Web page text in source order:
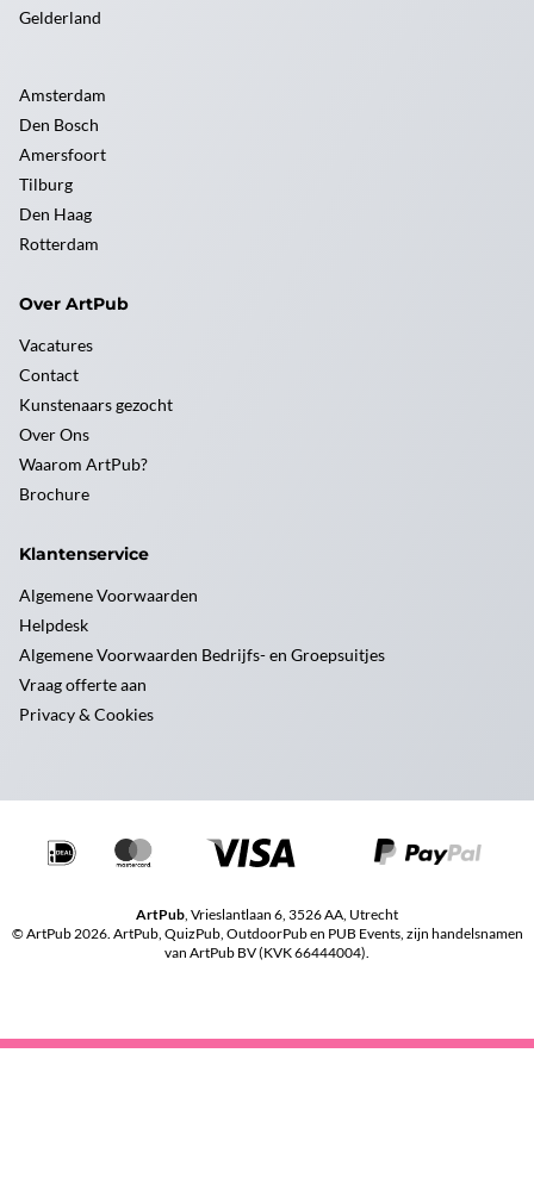
Gelderland
Amsterdam
Den Bosch
Amersfoort
Tilburg
Den Haag
Rotterdam
Over ArtPub
Vacatures
Contact
Kunstenaars gezocht
Over Ons
Waarom ArtPub?
Brochure
Klantenservice
Algemene Voorwaarden
Helpdesk
Algemene Voorwaarden Bedrijfs- en Groepsuitjes
Vraag offerte aan
Privacy & Cookies
ArtPub, Vrieslantlaan 6, 3526 AA, Utrecht
© ArtPub 2026. ArtPub, QuizPub, OutdoorPub en PUB Events, zijn handelsnamen
van ArtPub BV (KVK 66444004).